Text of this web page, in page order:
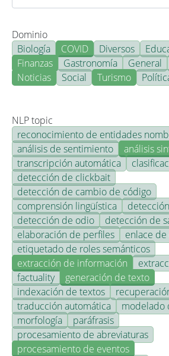
Dominio
Biología
COVID Diversos
Finanzas
Gastronomía General
Noticias
Social Turismo
NLP topic
reconocimiento de entidades
análisis de sentimiento
análisis
transcripción automática
detección de clickbait
detección de cambio de código
comprensión lingüística
detección de odio
detección de
elaboración de perfiles
enlace
etiquetado de roles semánticos
extracción de información
factuality
generación de texto
indexación de textos
traducción automática
modelado
morfología
paráfrasis
procesamiento de abreviaturas
procesamiento de eventos